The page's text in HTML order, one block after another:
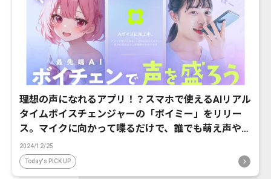
理想の声になれるアプリ！？スマホで使えるAIリアル
タイムボイスチェンジャーの「ボイミー」をリリー
ス。マイクに向かって喋るだけで、誰でも萌え声やイ
ケボ風に音声変換が可能に。
2024/12/25
Today's PICK UP